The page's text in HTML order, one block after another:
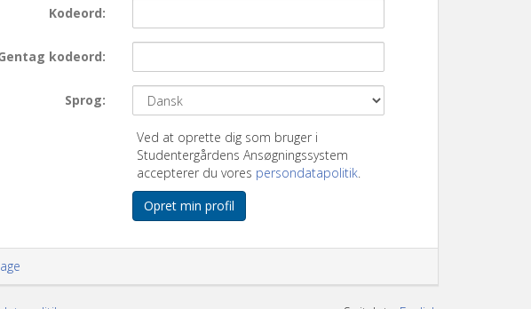
Kodeord
kodeord
Sprog
Ved at oprette dig som bruger i
Studentergårdens Ansøgningssystem
accepterer du vores persondatapolitik.
Opret min profil